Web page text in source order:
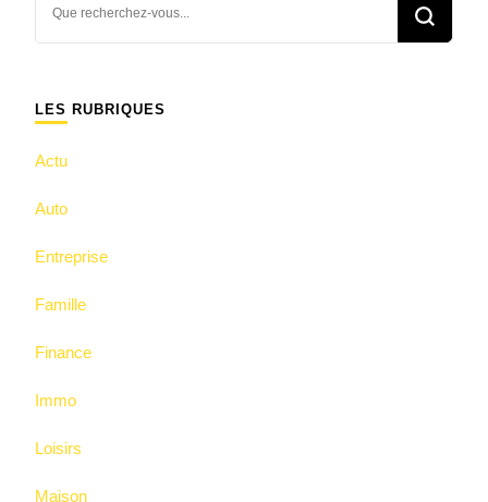
LES RUBRIQUES
Actu
Auto
Entreprise
Famille
Finance
Immo
Loisirs
Maison